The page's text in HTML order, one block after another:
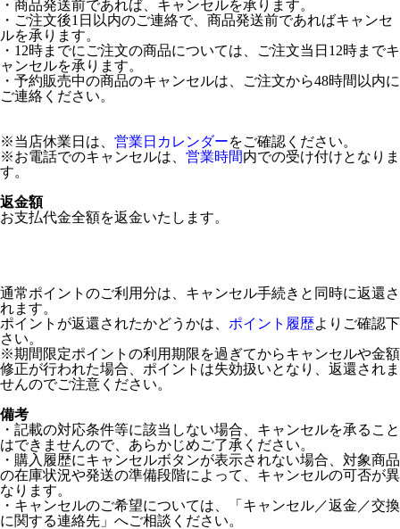
・商品発送前であれば、キャンセルを承ります。
・ご注文後1日以内のご連絡で、商品発送前であればキャンセ
ルを承ります。
・12時までにご注文の商品については、ご注文当日12時までキ
ャンセルを承ります。
・予約販売中の商品のキャンセルは、ご注文から48時間以内に
ご連絡ください。
※当店休業日は、 営業日カレンダーをご確認ください。
※お電話でのキャンセルは、 営業時間内での受け付けとなりま
す。
返金額
お支払代金全額を返金いたします。
通常ポイントのご利用分は、キャンセル手続きと同時に返還さ
れます。
ポイントが返還されたかどうかは、 ポイント履歴よりご確認下
さい。
※期間限定ポイントの利用期限を過ぎてからキャンセルや金額
修正が行われた場合、ポイントは失効扱いとなり、返還されま
せんのでご注意ください。
備考
・記載の対応条件等に該当しない場合、キャンセルを承ること
はできませんので、あらかじめご了承ください。
・購入履歴にキャンセルボタンが表示されない場合、対象商品
の在庫状況や発送の準備段階によって、キャンセルの可否が異
なります。
・キャンセルのご希望については、「キャンセル／返金／交換
に関する連絡先」へご相談ください。